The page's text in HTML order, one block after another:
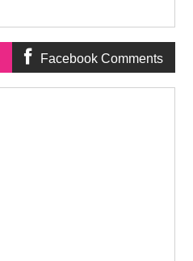
Facebook Comments